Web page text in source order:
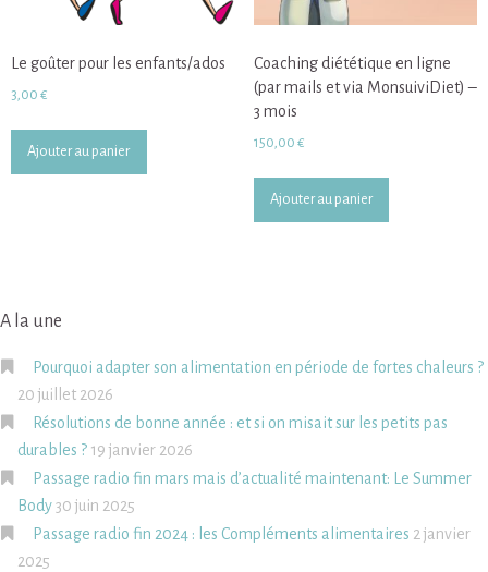
Le goûter pour les enfants/ados
3,00 €
Ajouter au panier
Coaching diététique en ligne
(par mails et via MonsuiviDiet) –
3 mois
150,00 €
Ajouter au panier
A la une
Pourquoi adapter son alimentation en période de fortes chaleurs ?
20 juillet 2026
Résolutions de bonne année : et si on misait sur les petits pas
durables ? 19 janvier 2026
Passage radio fin mars mais d’actualité maintenant: Le Summer
Body30 juin 2025
Passage radio fin 2024 : les Compléments alimentaires 2 janvier
2025